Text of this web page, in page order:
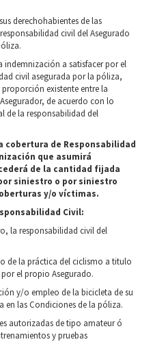
derechohabientes de las
civil del Asegurado
indemnización a satisfacer por el
civil asegurada por la póliza,
existente entre la
de acuerdo con lo
de la responsabilidad del
cobertura de Responsabilidad
que asumirá
de la cantidad fijada
siniestro o por siniestro
y/o víctimas.
Civil:
la responsabilidad civil del
de la práctica del ciclismo a titulo
el propio Asegurado.
y/o empleo de la bicicleta de su
en las Condiciones de la póliza.
autorizadas de tipo amateur ó
y pruebas